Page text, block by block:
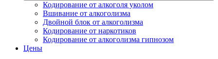
Кодирование от алкоголя уколом
Вшивание от алкоголизма
Двойной блок от алкоголизма
Кодирование от наркотиков
Кодирование от алкоголизма гипнозом
Цены